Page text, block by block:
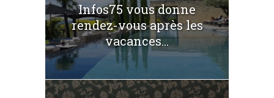
Infos75 vous donne
rendez-vous après les
vacances...